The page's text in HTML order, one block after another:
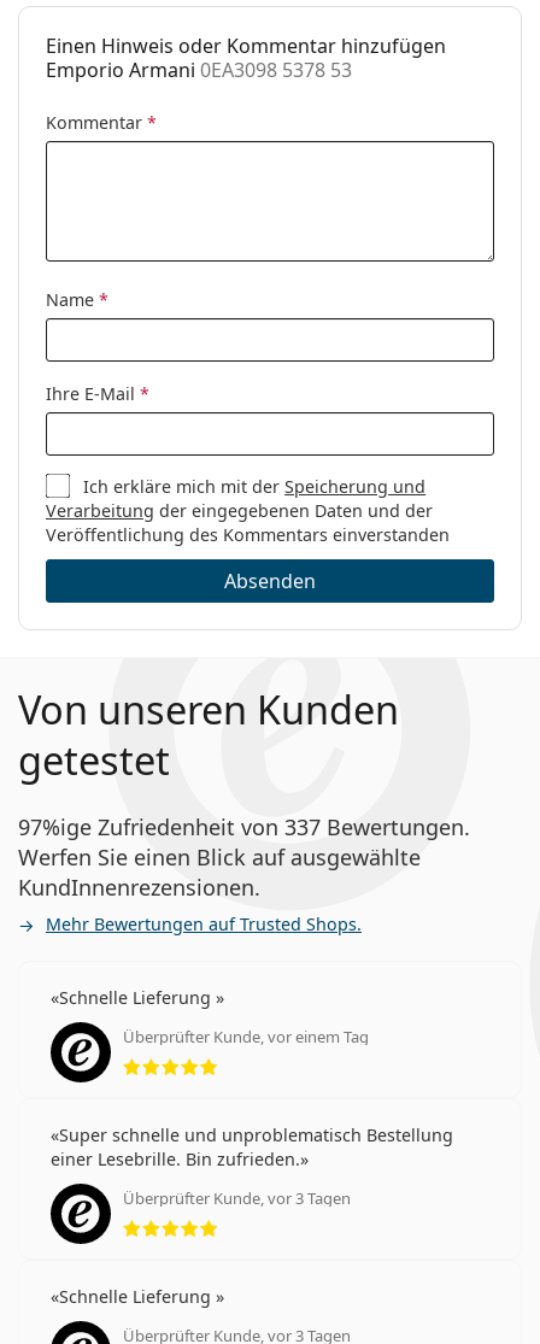
Etui:
Ja
Weiteres
Marke:
Emporio Armani
Code:
Einen Hinweis oder Kommentar hinzufügen
Emporio Armani 0EA3098 5378 53
Kommentar *
Name *
Ihre E-Mail *
Ich erkläre mich mit derSpeicherung und
Verarbeitung der eingegebenen Daten und der
Veröffentlichung des Kommentars einverstanden
Absenden
Von unseren Kunden
getestet
97%ige Zufriedenheit von 337 Bewertungen.
Werfen Sie einen Blick auf ausgewählte
KundInnenrezensionen.
Mehr Bewertungen auf Trusted Shops.
Schnelle Lieferung
Überprüfter Kunde, vor einem Tag
Bewertung 5 aus 5
Super schnelle und unproblematisch Bestellung
einer Lesebrille. Bin zufrieden.
Überprüfter Kunde, vor 3 Tagen
Bewertung 5 aus 5
Schnelle Lieferung
Überprüfter Kunde, vor 3 Tagen